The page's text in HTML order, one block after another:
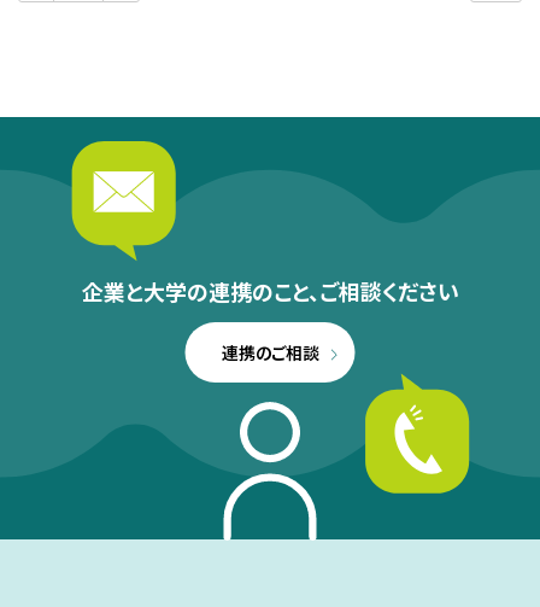
企業と大学の連携のこと、ご相談ください
連携のご相談